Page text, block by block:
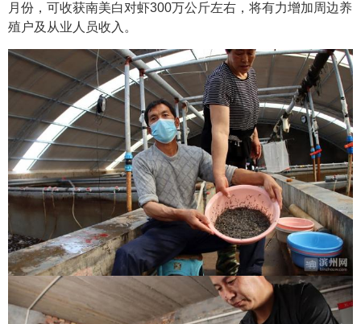
月份，可收获南美白对虾300万公斤左右，将有力增加周边养
殖户及从业人员收入。